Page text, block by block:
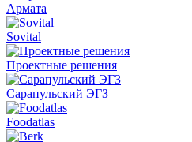
Армата
Sovital
Проектные решения
Сарапульский ЭГЗ
Foodatlas